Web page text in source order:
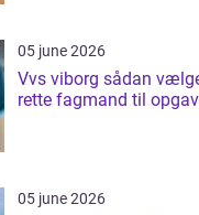
05 june 2026
Vvs viborg sådan vælger du den
rette fagmand til
05 june 2026